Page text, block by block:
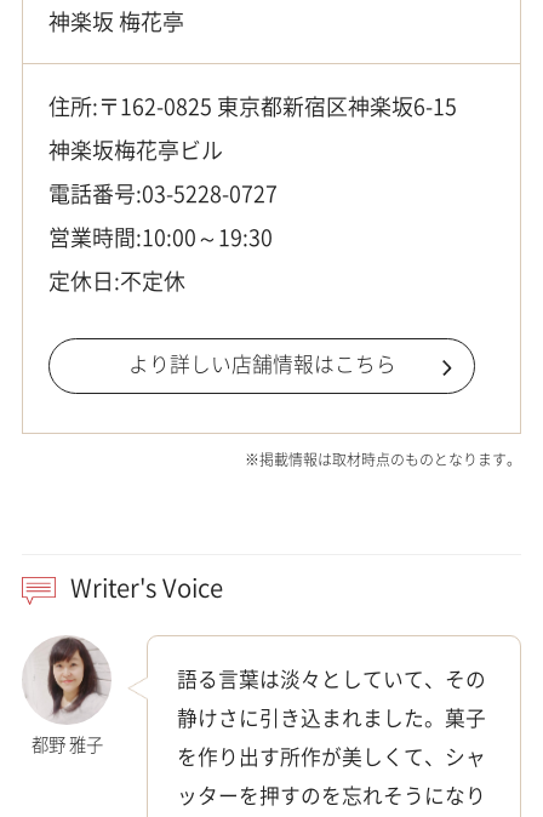
神楽坂 梅花亭
住所:〒162-0825 東京都新宿区神楽坂6-15
神楽坂梅花亭ビル
電話番号:03-5228-0727
営業時間:10:00～19:30
定休日:不定休
より詳しい店舗情報はこちら
※掲載情報は取材時点のものとなります。
Writer's Voice
都野 雅子
語る言葉は淡々としていて、その
静けさに引き込まれました。菓子
を作り出す所作が美しくて、シャ
ッターを押すのを忘れそうになり